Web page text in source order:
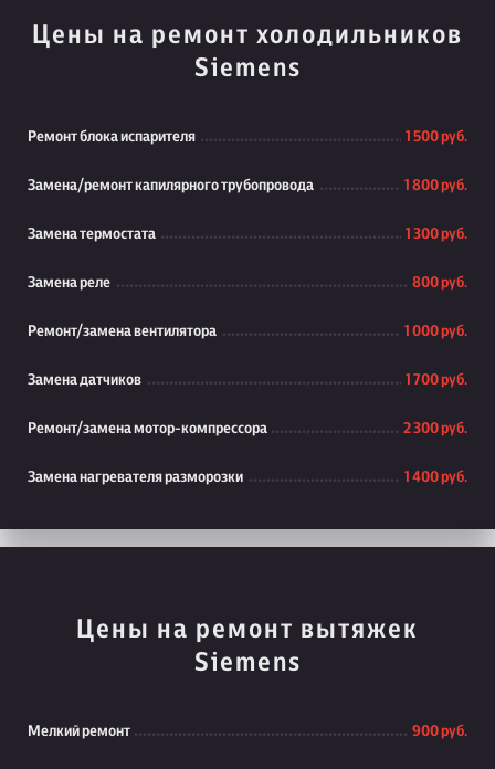
Цены на ремонт холодильников
Siemens
Ремонт блока испарителя 1 500 руб.
Замена/ремонт капилярного трубопровода 1 800 руб.
Замена термостата 1 300 руб.
Замена реле 800 руб.
Ремонт/замена вентилятора 1 000 руб.
Замена датчиков 1 700 руб.
Ремонт/замена мотор-компрессора 2 300 руб.
Замена нагревателя разморозки 1 400 руб.
Цены на ремонт вытяжек
Siemens
Мелкий ремонт 900 руб.